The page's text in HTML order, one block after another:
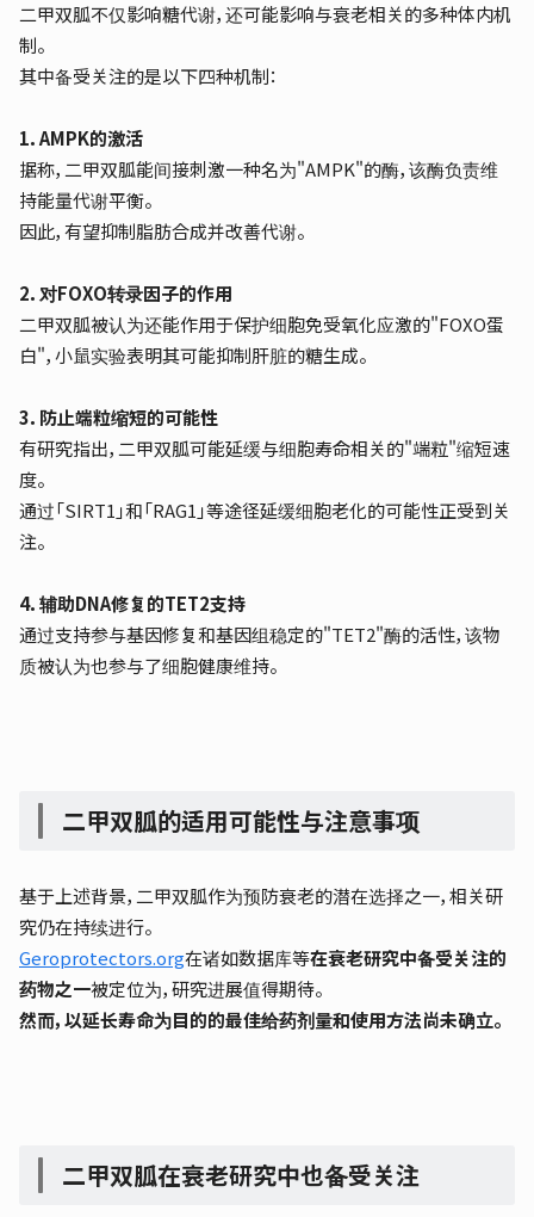
二甲双胍不仅影响糖代谢，还可能影响与衰老相关的多种体内机
制。
其中备受关注的是以下四种机制：
1．AMPK的激活
据称，二甲双胍能间接刺激一种名为"AMPK"的酶，该酶负责维
持能量代谢平衡。
因此，有望抑制脂肪合成并改善代谢。
2．对FOXO转录因子的作用
二甲双胍被认为还能作用于保护细胞免受氧化应激的"FOXO蛋
白"，小鼠实验表明其可能抑制肝脏的糖生成。
3．防止端粒缩短的可能性
有研究指出，二甲双胍可能延缓与细胞寿命相关的"端粒"缩短速
度。
通过「SIRT1」和「RAG1」等途径延缓细胞老化的可能性正受到关
注。
4．辅助DNA修复的TET2支持
通过支持参与基因修复和基因组稳定的"TET2"酶的活性，该物
质被认为也参与了细胞健康维持。
二甲双胍的适用可能性与注意事项
基于上述背景，二甲双胍作为预防衰老的潜在选择之一，相关研
究仍在持续进行。
Geroprotectors.org在诸如数据库等在衰老研究中备受关注的
药物之一被定位为，研究进展值得期待。
然而，以延长寿命为目的的最佳给药剂量和使用方法尚未确立。
二甲双胍在衰老研究中也备受关注